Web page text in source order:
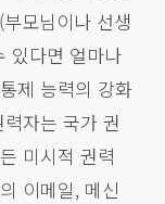
모님이나 선생
있다면 얼마나
제 능력의 강화
자는 국가 권
미시적 권력
이메일, 메신